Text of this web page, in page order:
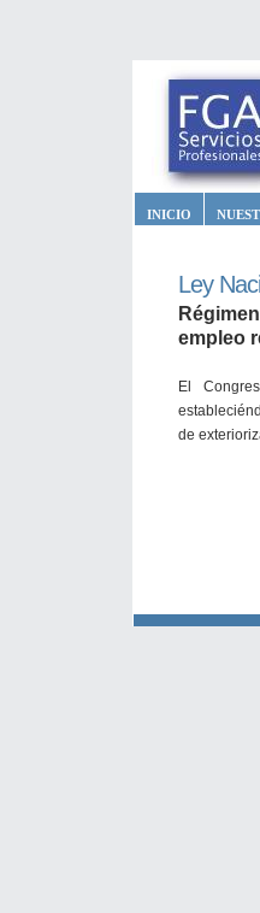
INICIO
Ley
empleo
El
de